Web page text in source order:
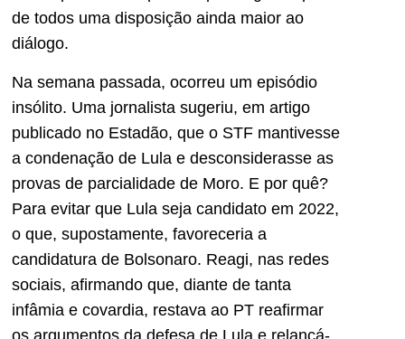
de todos uma disposição ainda maior ao
diálogo.
Na semana passada, ocorreu um episódio
insólito. Uma jornalista sugeriu, em artigo
publicado no Estadão, que o STF mantivesse
a condenação de Lula e desconsiderasse as
provas de parcialidade de Moro. E por quê?
Para evitar que Lula seja candidato em 2022,
o que, supostamente, favoreceria a
candidatura de Bolsonaro. Reagi, nas redes
sociais, afirmando que, diante de tanta
infâmia e covardia, restava ao PT reafirmar
os argumentos da defesa de Lula e relançá-